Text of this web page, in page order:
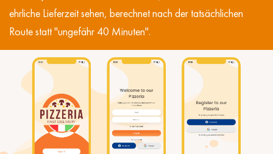
ehrliche Lieferzeit sehen, berechnet nach der tatsächlichen
Route statt "ungefähr 40 Minuten".